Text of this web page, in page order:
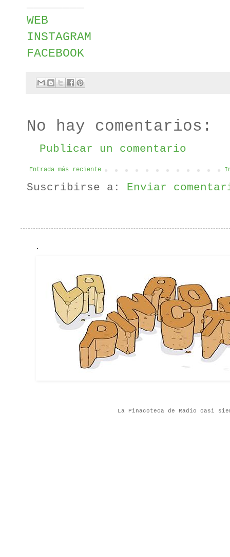
WEB
INSTAGRAM
FACEBOOK
No hay comentarios:
Publicar un comentario
Entrada más reciente
Suscribirse a: Enviar
.
La Pinacoteca de Radio casi